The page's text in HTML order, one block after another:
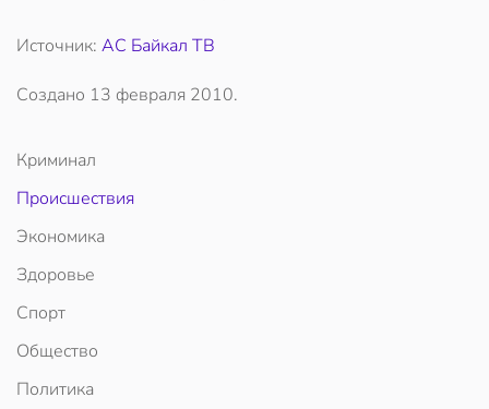
Источник: АС Байкал ТВ
Создано 13 февраля 2010.
Криминал
Происшествия
Экономика
Здоровье
Спорт
Общество
Политика